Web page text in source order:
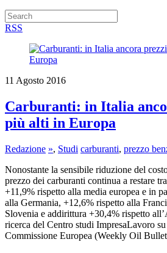
RSS
11 Agosto 2016
Carburanti: in Italia
più alti in Europa
Redazione », Studi carburanti, prezzo
Nonostante la sensibile riduzione del
prezzo dei carburanti continua a restare
+11,9% rispetto alla media europea e in
alla Germania, +12,6% rispetto alla
Slovenia e addirittura +30,4% rispetto
ricerca del Centro studi ImpresaLavoro
Commissione Europea (Weekly Oil